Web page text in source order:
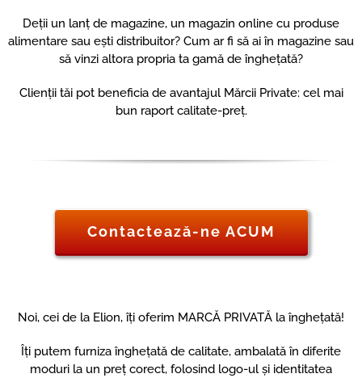
Deții un lanț de magazine, un magazin online cu produse
alimentare sau ești distribuitor? Cum ar fi să ai în magazine sau
să vinzi altora propria ta gamă de înghețată?
Clienții tăi pot beneficia de avantajul Mărcii Private: cel mai
bun raport calitate-preț.
Contactează-ne ACUM
Noi, cei de la Elion, îți oferim MARCĂ PRIVATĂ la înghețată!
Îți putem furniza înghețată de calitate, ambalată în diferite
moduri la un preț corect, folosind logo-ul și identitatea